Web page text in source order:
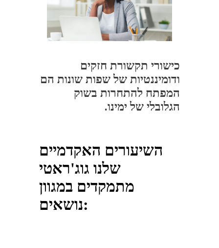
כישורי תקשורת חזקים
ודומיננטיות של שפות שונות הם
המפתח להתחרות בשוק
הגלובלי של ימינו.
השיעורים האקדמיים
שלנו גוג'ראטי
מתמקדים במגוון
נושאים: